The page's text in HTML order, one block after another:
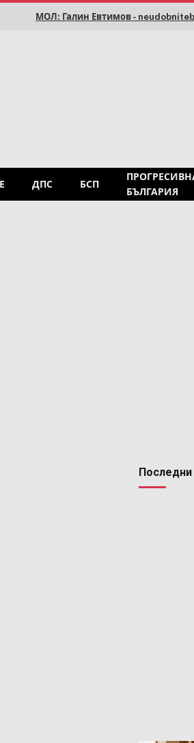
МОЛ: Галин Евтимов -
ДПС БСП
БЪЛГАРИЯ
Последни